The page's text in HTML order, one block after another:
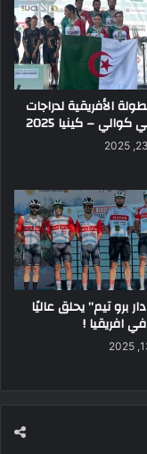
الأفريقية لدراجات
– كينيا 2025
برو تيم” يحلق عاليًا
افريقيا !